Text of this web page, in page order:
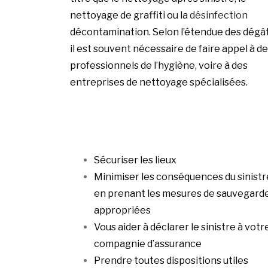
nettoyage de graffiti ou ladésinfection
décontamination. Selon l’étendue des
il est souvent nécessaire de faire appel à
professionnels de l’hygiène, voire à des
entreprises de nettoyage spécialisées.
Sécuriser les lieux
Minimiser les conséquences du
en prenant les mesures de
appropriées
Vous aider à déclarer le sinistre à
compagnie d’assurance
Prendre toutes dispositions utiles